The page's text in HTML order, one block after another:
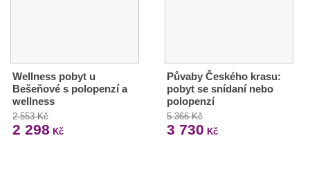
Wellness pobyt u
Bešeňové s polopenzí a
wellness
2 553 Kč
2 298 Kč
Půvaby Českého krasu:
pobyt se snídaní nebo
polopenzí
5 366 Kč
3 730 Kč